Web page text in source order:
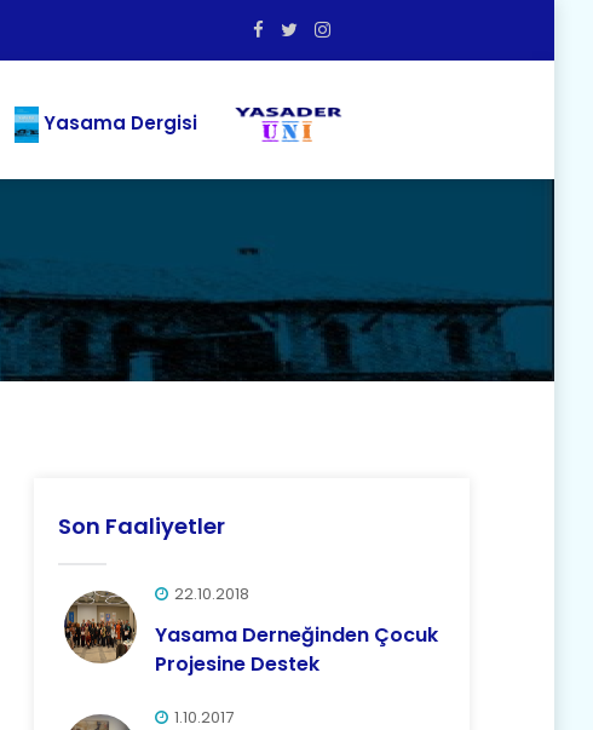
Yasama Dergisi
Son Faaliyetler
22.10.2018
Yasama Derneğinden Çocuk
Projesine Destek
1.10.2017